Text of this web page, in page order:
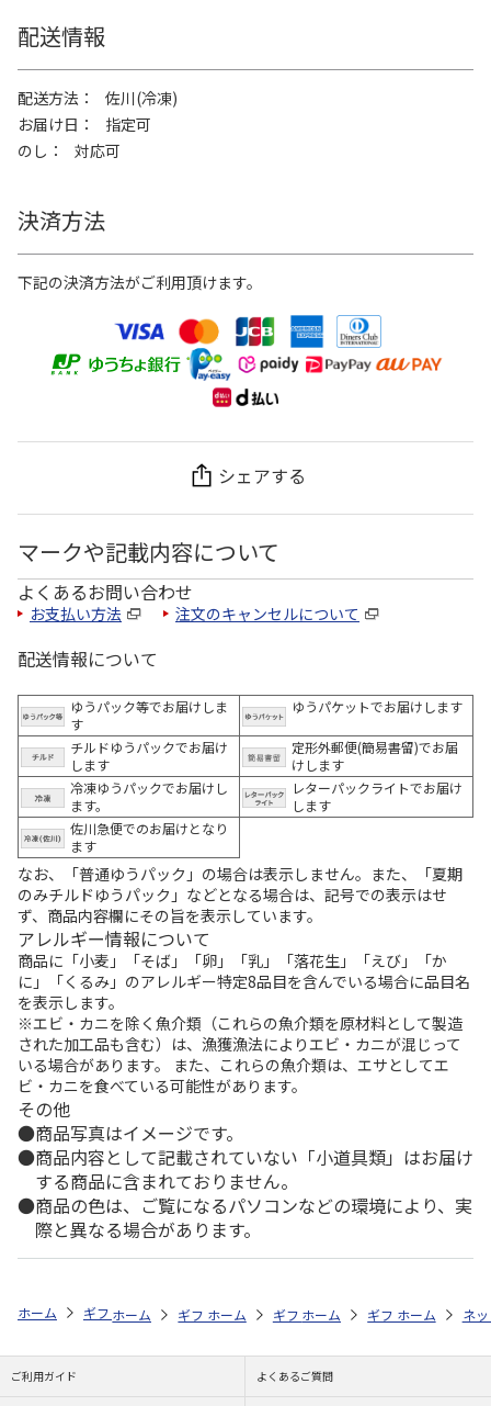
配送情報
配送方法
佐川(冷凍)
お届け日
指定可
のし
対応可
決済方法
下記の決済方法がご利用頂けます。
シェアする
マークや記載内容について
よくあるお問い合わせ
お支払い方法 注文のキャンセルについて
配送情報について
ゆうパック等でお届けしま
す
ゆうパケットでお届けします
チルドゆうパックでお届け
します
定形外郵便(簡易書留)でお届
けします
冷凍ゆうパックでお届けし
ます。
レターパックライトでお届け
します
佐川急便でのお届けとなり
ます
なお、「普通ゆうパック」の場合は表示しません。また、「夏期
のみチルドゆうパック」などとなる場合は、記号での表示はせ
ず、商品内容欄にその旨を表示しています。
アレルギー情報について
商品に「小麦」「そば」「卵」「乳」「落花生」「えび」「か
に」「くるみ」のアレルギー特定8品目を含んでいる場合に品目名
を表示します。
※エビ・カニを除く魚介類（これらの魚介類を原材料として製造
された加工品も含む）は、漁獲漁法によりエビ・カニが混じって
いる場合があります。 また、これらの魚介類は、エサとしてエ
ビ・カニを食べている可能性があります。
その他
商品写真はイメージです。
商品内容として記載されていない「小道具類」はお届け
する商品に含まれておりません。
商品の色は、ご覧になるパソコンなどの環境により、実
際と異なる場合があります。
ホーム ギフトストア お中元・夏ギフト特集 2026 ハム・お肉 【
ホーム ギフトストア お中元・夏ギフト特集 2026
ホーム ギフトストア お中元・夏ギフト
ホーム ギフトストア お
ホーム ネ
ご利用ガイド よくあるご質問